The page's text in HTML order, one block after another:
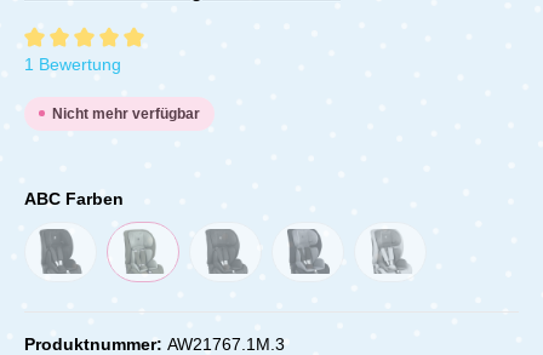
Durchschnittliche Bewertung von 5 von 5 Sternen
1 Bewertung
Nicht mehr verfügbar
ABC Farben
Produktnummer: AW21767.1M.3